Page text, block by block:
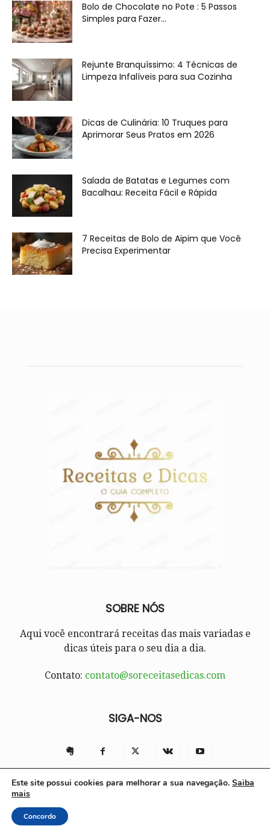
Bolo de Chocolate no Pote : 5 Passos
Simples para Fazer...
Rejunte Branquíssimo: 4 Técnicas de
Limpeza Infalíveis para sua Cozinha
Dicas de Culinária: 10 Truques para
Aprimorar Seus Pratos em 2026
Salada de Batatas e Legumes com
Bacalhau: Receita Fácil e Rápida
7 Receitas de Bolo de Aipim que Você
Precisa Experimentar
SOBRE NÓS
Aqui você encontrará receitas das mais variadas e
dicas úteis para o seu dia a dia.
Contato: contato@soreceitasedicas.com
SIGA-NOS
© Só Receitas e Dicas 2025 | Todos os direitos reservados.
Este site possui cookies para melhorar a sua navegação. Saiba
mais
Concordo